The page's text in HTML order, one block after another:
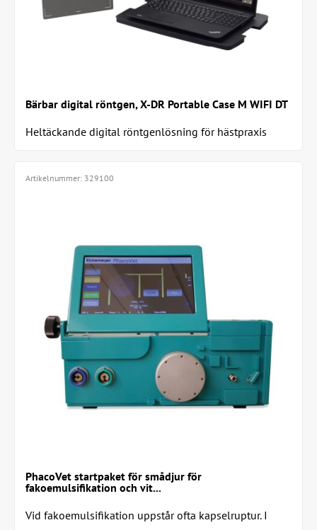
Bärbar digital röntgen, X-DR Portable Case M WIFI DT
Heltäckande digital röntgenlösning för hästpraxis
PhacoVet startpaket för smådjur för
fakoemulsifikation och vit...
Vid fakoemulsifikation uppstår ofta kapselruptur. I
Artikelnummer: 329100